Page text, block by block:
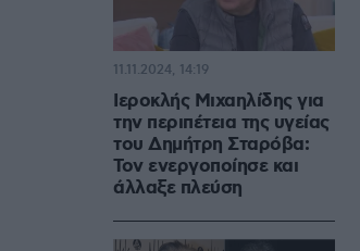
Ιεροκλής Μιχαηλίδης για
την περιπέτεια της υγείας
του Δημήτρη Σταρόβα:
Τον ενεργοποίησε και
άλλαξε πλεύση
11.11.2024, 14:19